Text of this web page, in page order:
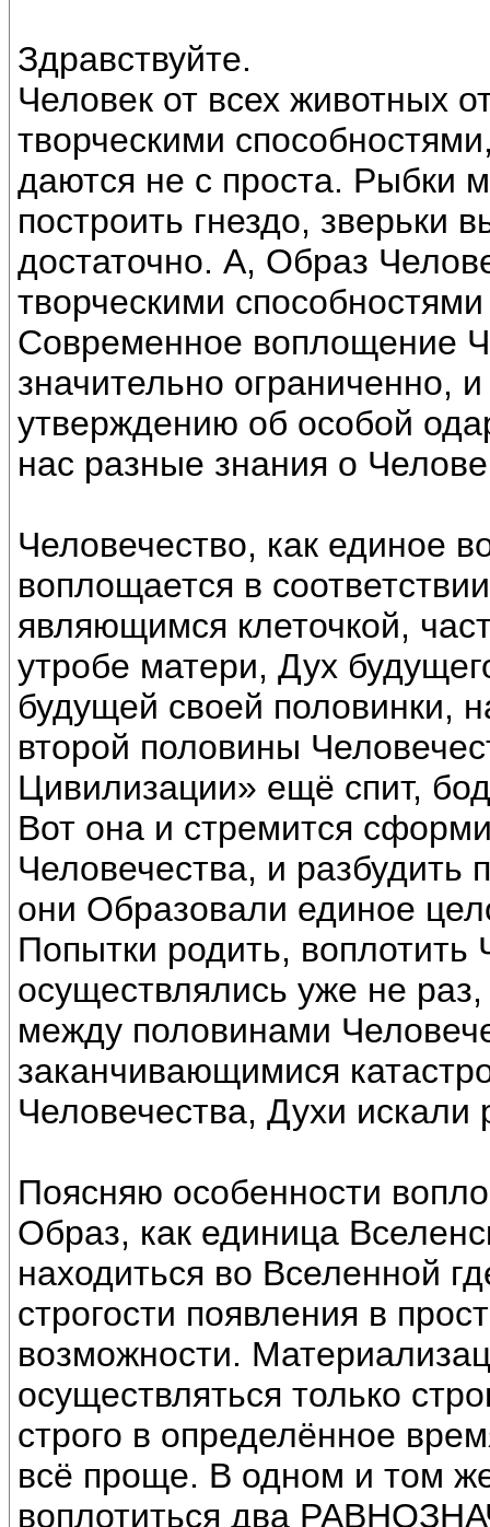
Здравствуйте.
Человек от всех животных
творческими
даются не с проста. Рыбки
построить гнездо, зверьки
достаточно. А, Образ
творческими
Современное воплощение
значительно ограниченно,
утверждению об особой
нас разные знания о
Человечество, как единое
воплощается в
являющимся клеточкой,
утробе матери, Дух
будущей своей половинки,
второй половины
Цивилизации» ещё спит,
Вот она и стремится
Человечества, и разбудить
они Образовали единое
Попытки родить,
осуществлялись уже не
между половинами
заканчивающимися
Человечества, Духи
Поясняю особенности
Образ, как единица
находиться во Вселенной
строгости появления в
возможности.
осуществляться только
строго в определённое
всё проще. В одном и том
воплотиться два